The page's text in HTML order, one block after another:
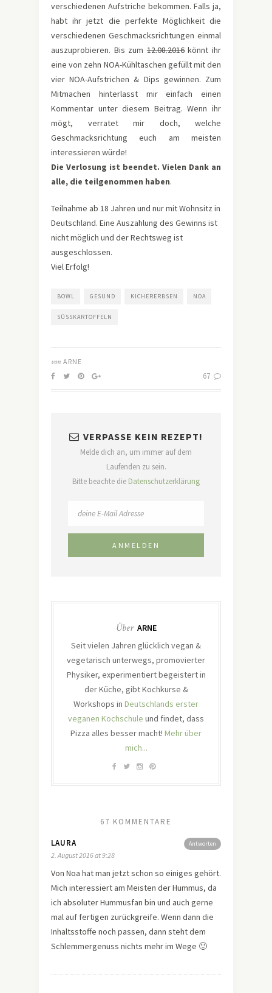
verschiedenen Aufstriche bekommen. Falls ja,
habt ihr jetzt die perfekte Möglichkeit die
verschiedenen Geschmacksrichtungen einmal
auszuprobieren. Bis zum12.08.2016könnt ihr
eine von zehn NOA-Kühltaschen gefüllt mit den
vier NOA-Aufstrichen & Dips gewinnen. Zum
Mitmachen hinterlasst mir einfach einen
Kommentar unter diesem Beitrag. Wenn ihr
mögt, verratet mir doch, welche
Geschmacksrichtung euch am meisten
interessieren würde!
Die Verlosung ist beendet. Vielen Dank an
alle, die teilgenommen haben.
Teilnahme ab 18 Jahren und nur mit Wohnsitz in
Deutschland. Eine Auszahlung des Gewinns ist
nicht möglich und der Rechtsweg ist
ausgeschlossen.
Viel Erfolg!
BOWL GESUND KICHERERBSEN NOA
SÜSSKARTOFFELN
von ARNE
67
VERPASSE KEIN REZEPT!
Melde dich an, um immer auf dem
Laufenden zu sein.
Bitte beachte die Datenschutzerklärung
Über ARNE
Seit vielen Jahren glücklich vegan &
vegetarisch unterwegs, promovierter
Physiker, experimentiert begeistert in
der Küche, gibt Kochkurse &
Workshops in Deutschlands erster
veganen Kochschule und findet, dass
Pizza alles besser macht! Mehr über
mich...
67 KOMMENTARE
Antworten
LAURA
2. August 2016 at 9:28
Von Noa hat man jetzt schon so einiges gehört.
Mich interessiert am Meisten der Hummus, da
ich absoluter Hummusfan bin und auch gerne
mal auf fertigen zurückgreife. Wenn dann die
Inhaltsstoffe noch passen, dann steht dem
Schlemmergenuss nichts mehr im Wege 🙂